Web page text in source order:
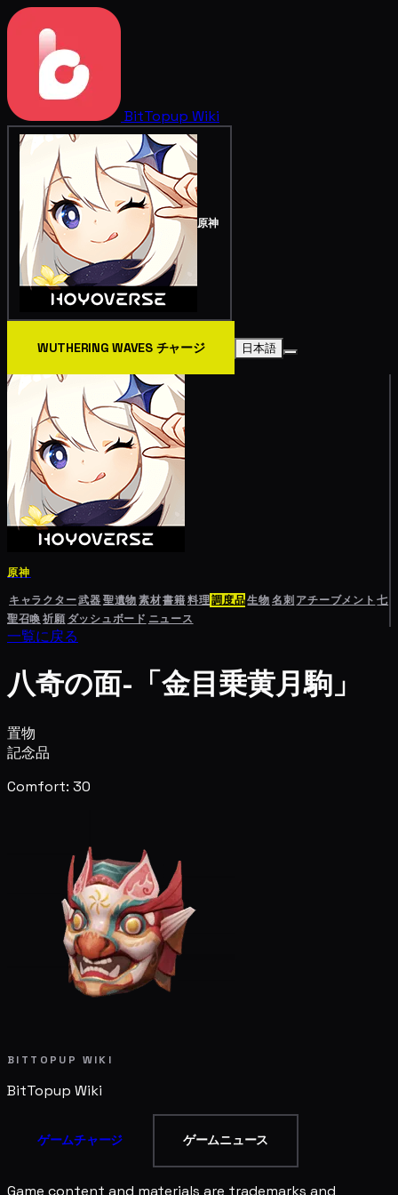
BitTopup Wiki
原神
WUTHERING WAVES チャージ 日本語
原神
キャラクター武器聖遺物素材書籍料理調度品生物名刺 アチーブメント 七
聖召喚祈願 ダッシュボード ニュース
一覧に戻る
八奇の面-「金目乗黄月駒」
置物
記念品
Comfort: 30
BITTOPUP WIKI
BitTopup Wiki
ゲームチャージ ゲームニュース
Game content and materials are trademarks and